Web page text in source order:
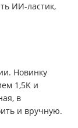
ИИ-ластик,
Новинку
1,5K и
в
и вручную.